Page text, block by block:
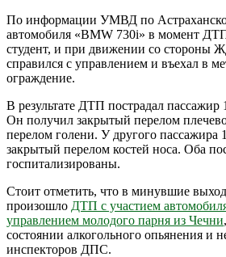
По информации УМВД по
автомобиля «BMW 730i» в момент
студент, и при движении со стороны
справился с управлением и въехал в
ограждение.
В результате ДТП пострадал пассажир
Он получил закрытый перелом
перелом голени. У другого пассажира
закрытый перелом костей носа. Оба
госпитализированы.
Стоит отметить, что в минувшие
произошло ДТП с участием
управлением молодого парня из Чечни
состоянии алкогольного опьянения и
инспекторов ДПС.